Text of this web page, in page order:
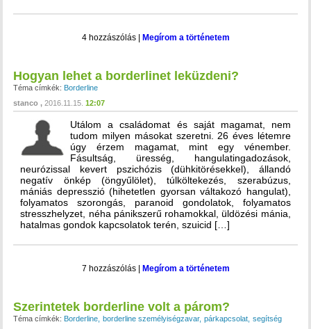
4 hozzászólás| Megírom a történetem
Hogyan lehet a borderlinet leküzdeni?
Téma címkék: Borderline
stanco
2016.11.15. 12:07
Utálom a családomat és saját magamat, nem
tudom milyen másokat szeretni. 26 éves létemre
úgy érzem magamat, mint egy vénember.
Fásultság, üresség, hangulatingadozások,
neurózissal kevert pszichózis (dühkitörésekkel), állandó
negatív önkép (öngyűlölet), túlköltekezés, szerabúzus,
mániás depresszió (hihetetlen gyorsan váltakozó hangulat),
folyamatos szorongás, paranoid gondolatok, folyamatos
stresszhelyzet, néha pánikszerű rohamokkal, üldözési mánia,
hatalmas gondok kapcsolatok terén, szuicid […]
7 hozzászólás| Megírom a történetem
Szerintetek borderline volt a párom?
Téma címkék: Borderline borderline személyiségzavar párkapcsolat
segítség